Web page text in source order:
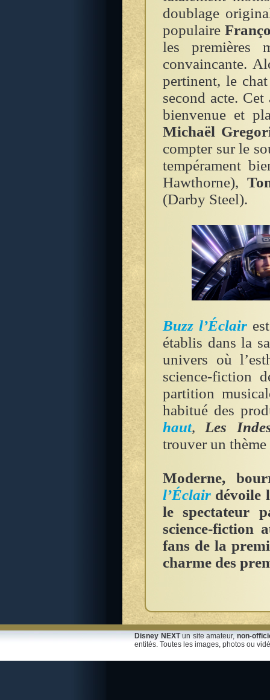
doublage
populaire
les premières
convaincante.
pertinent, le
second acte.
bienvenue et
Michaël
compter sur le
tempérament
Hawthorne),
(Darby Steel).
Buzz l’Éclair
établis dans la
univers où
science-fiction
partition
habitué des
haut, Les
trouver un
Moderne,
l’Éclair dévoile
le spectateur
science-fiction
fans de la
charme des
Disney NEXTun site amateur,non-
entités. Toutes les images, photos ou